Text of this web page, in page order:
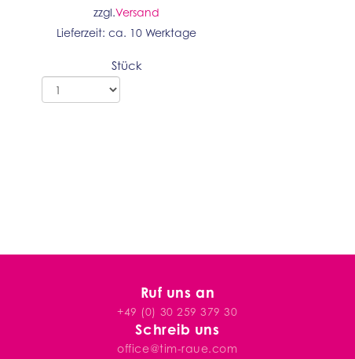
zzgl.Versand
Lieferzeit: ca. 10 Werktage
Stück
Ruf uns an
+49 (0) 30 259 379 30
Schreib uns
office@tim-raue.com